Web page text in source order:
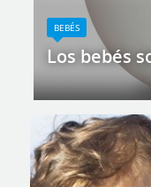
BEBÉS
Los bebés